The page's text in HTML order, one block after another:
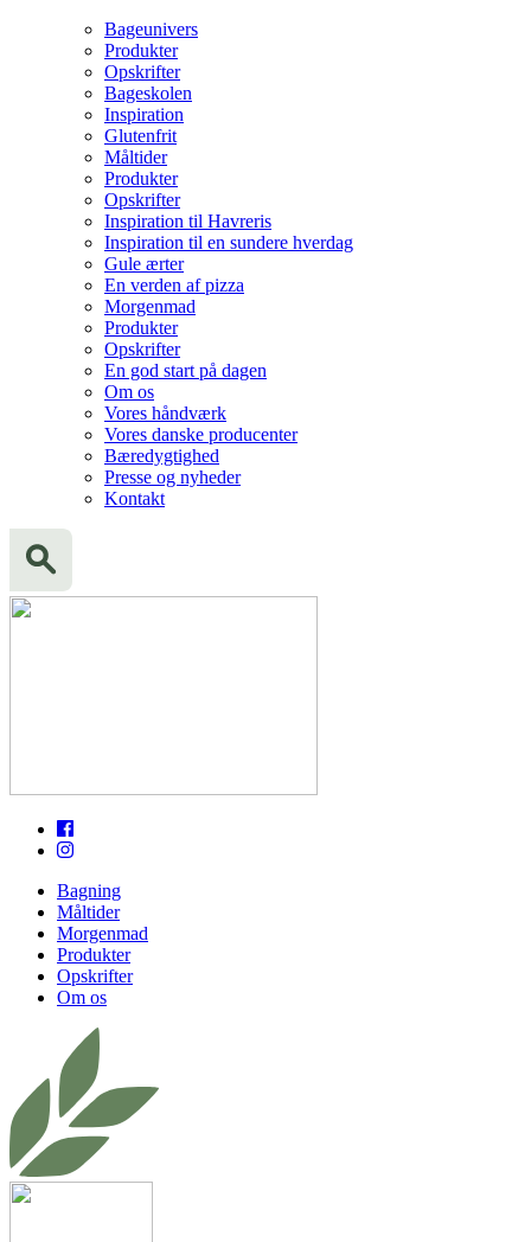
Bageunivers
Produkter
Opskrifter
Bageskolen
Inspiration
Glutenfrit
Måltider
Produkter
Opskrifter
Inspiration til Havreris
Inspiration til en sundere hverdag
Gule ærter
En verden af pizza
Morgenmad
Produkter
Opskrifter
En god start på dagen
Om os
Vores håndværk
Vores danske producenter
Bæredygtighed
Presse og nyheder
Kontakt
Bagning
Måltider
Morgenmad
Produkter
Opskrifter
Om os